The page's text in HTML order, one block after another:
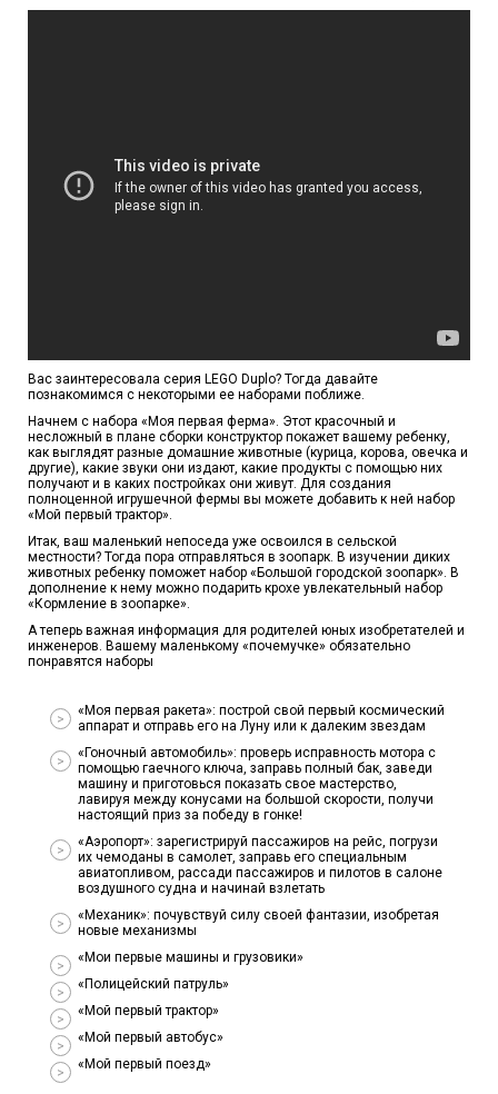
Вас заинтересовала серия LEGO Duplo? Тогда давайте
познакомимся с некоторыми ее наборами поближе.
Начнем с набора «Моя первая ферма». Этот красочный и
несложный в плане сборки конструктор покажет вашему ребенку,
как выглядят разные домашние животные (курица, корова, овечка и
другие), какие звуки они издают, какие продукты с помощью них
получают и в каких постройках они живут. Для создания
полноценной игрушечной фермы вы можете добавить к ней набор
«Мой первый трактор».
Итак, ваш маленький непоседа уже освоился в сельской
местности? Тогда пора отправляться в зоопарк. В изучении диких
животных ребенку поможет набор «Большой городской зоопарк». В
дополнение к нему можно подарить крохе увлекательный набор
«Кормление в зоопарке».
А теперь важная информация для родителей юных изобретателей и
инженеров. Вашему маленькому «почемучке» обязательно
понравятся наборы
«Моя первая ракета»: построй свой первый космический
аппарат и отправь его на Луну или к далеким звездам
«Гоночный автомобиль»: проверь исправность мотора с
помощью гаечного ключа, заправь полный бак, заведи
машину и приготовься показать свое мастерство,
лавируя между конусами на большой скорости, получи
настоящий приз за победу в гонке!
«Аэропорт»: зарегистрируй пассажиров на рейс, погрузи
их чемоданы в самолет, заправь его специальным
авиатопливом, рассади пассажиров и пилотов в салоне
воздушного судна и начинай взлетать
«Механик»: почувствуй силу своей фантазии, изобретая
новые механизмы
«Мои первые машины и грузовики»
«Полицейский патруль»
«Мой первый трактор»
«Мой первый автобус»
«Мой первый поезд»